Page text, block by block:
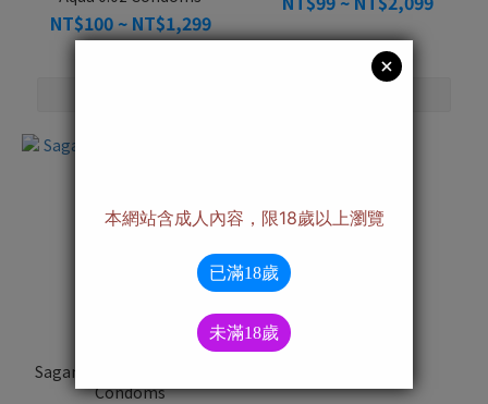
NT$100 ~ NT$1,299
Sagami Polyurethane 0.01
Condoms